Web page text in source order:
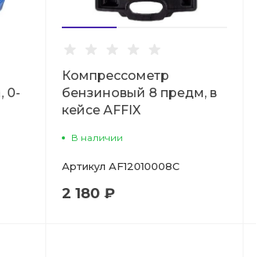
0-
Компрессометр
бензиновый 8 предм, в
кейсе AFFIX
В наличии
Артикул AF12010008C
2 180 ₽